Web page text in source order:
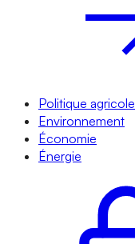
Politique agricole
Environnement
Économie
Énergie